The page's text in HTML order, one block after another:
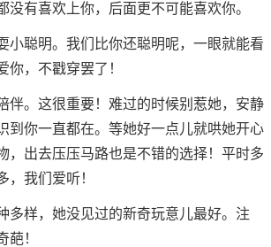
没有喜欢上你，后面更不可能喜欢你。
小聪明。我们比你还聪明呢，一眼就能看
你，不戳穿罢了！
伴。这很重要！难过的时候别惹她，安静
到你一直都在。等她好一点儿就哄她开心
，出去压压马路也是不错的选择！平时多
，我们爱听！
多样，她没见过的新奇玩意儿最好。注
葩！